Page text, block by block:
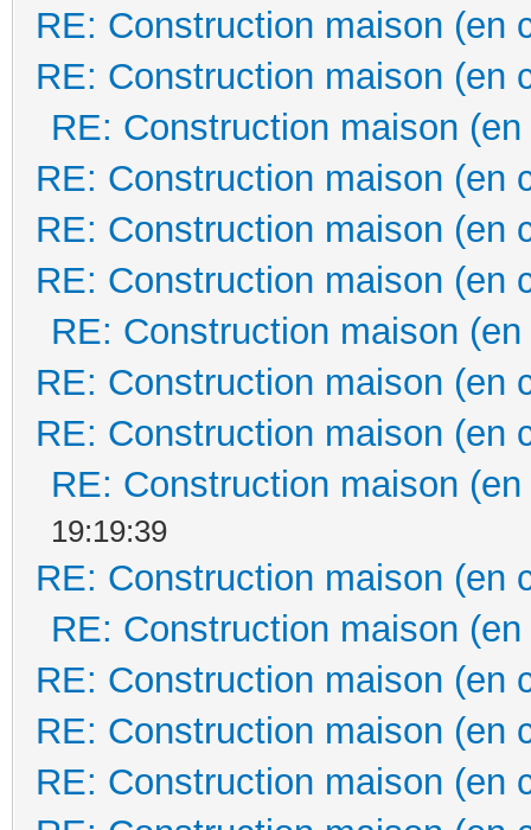
RE: Construction maison (en
RE: Construction maison (en
RE: Construction maison
RE: Construction maison (en
RE: Construction maison (en
RE: Construction maison (en
RE: Construction maison
RE: Construction maison (en
RE: Construction maison (en
RE: Construction maison
19:19:39
RE: Construction maison (en
RE: Construction maison
RE: Construction maison (en
RE: Construction maison (en
RE: Construction maison (en